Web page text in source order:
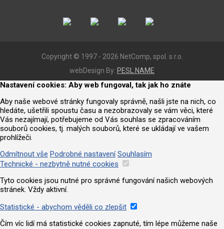
Copyright © 1997 - 2026 NetComp, spol. s r.o.
webDesign By: PESL.NAME
Nastavení cookies: Aby web fungoval, tak jak ho znáte
Aby naše webové stránky fungovaly správně, našli jste na nich, co
hledáte, ušetřili spoustu času a nezobrazovaly se vám věci, které
Vás nezajímají, potřebujeme od Vás souhlas se zpracováním
souborů cookies, tj. malých souborů, které se ukládají ve vašem
prohlížeči.
Odmítnout vše Podrobné nastavení Souhlasím
Technické - nezbytně nutné cookies
Tyto cookies jsou nutné pro správné fungování našich webových
stránek. Vždy aktivní.
Statistické - abychom věděli co zlepšit
Čím víc lidí má statistické cookies zapnuté, tím lépe můžeme naše